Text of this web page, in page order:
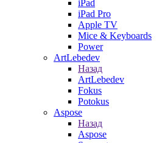
iPad
iPad Pro
Apple TV
Mice & Keyboards
Power
ArtLebedev
Назад
ArtLebedev
Fokus
Potokus
Aspose
Назад
Aspose